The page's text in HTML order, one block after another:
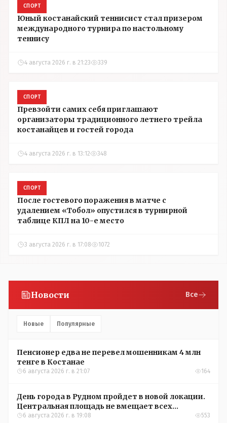
СПОРТ
Юный костанайский теннисист стал призером
международного турнира по настольному
теннису
4 августа 2026 г. в 21:23 339
СПОРТ
Превзойти самих себя приглашают
организаторы традиционного летнего трейла
костанайцев и гостей города
4 августа 2026 г. в 13:12 348
СПОРТ
После гостевого поражения в матче с
удалением «Тобол» опустился в турнирной
таблице КПЛ на 10-е место
3 августа 2026 г. в 17:08 1072
Новости Все
Новые Популярные
Пенсионер едва не перевел мошенникам 4 млн
тенге в Костанае
6 августа 2026 г. в 21:07 164
День города в Рудном пройдет в новой локации.
Центральная площадь не вмещает всех
желающих
6 августа 2026 г. в 19:08 553